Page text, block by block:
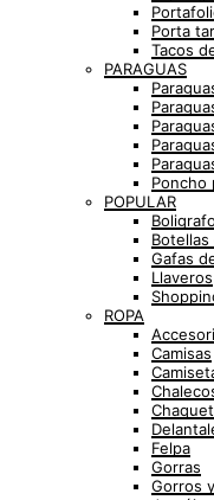
Porta
Tacos
PARAGUAS
Poncho
POPULAR
Gafas
Llaveros
ROPA
Camisas
Felpa
Gorras
Gorros